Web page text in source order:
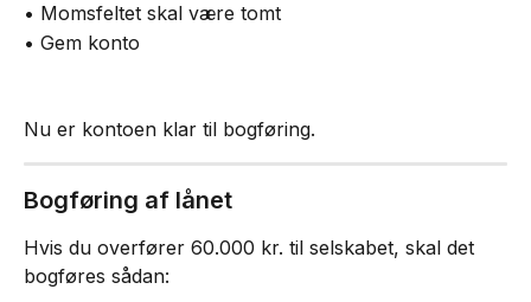
• Momsfeltet skal være tomt
• Gem konto
Nu er kontoen klar til bogføring.
Bogføring af lånet
Hvis du overfører 60.000 kr. til selskabet, skal det
bogføres sådan: